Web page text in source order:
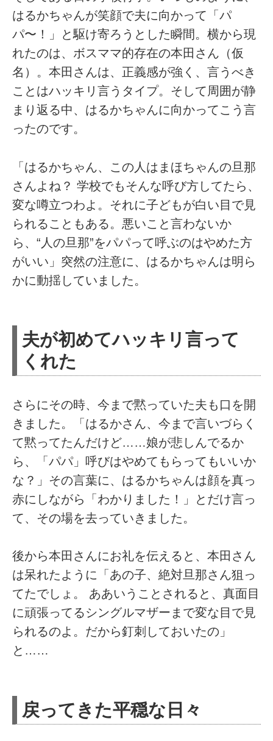
はるかちゃんが笑顔で夫に向かって「パ
パ〜！」と駆け寄ろうとした瞬間。横から現
れたのは、ボスママ的存在の本田さん（仮
名）。本田さんは、正義感が強く、言うべき
ことはハッキリ言うタイプ。そして周囲が静
まり返る中、はるかちゃんに向かってこう言
ったのです。
「はるかちゃん、この人はまほちゃんの旦那
さんよね？ 学校でもそんな呼び方してたら、
変な噂立つわよ。それに子どもが白い目で見
られることもある。悪いこと言わないか
ら、“人の旦那”をパパって呼ぶのはやめた方
がいい」突然の注意に、はるかちゃんは明ら
かに動揺していました。
夫が初めてハッキリ言って
くれた
さらにその時、今まで黙っていた夫も口を開
きました。「はるかさん、今まで言いづらく
て黙ってたんだけど……娘が悲しんでるか
ら、「パパ」呼びはやめてもらってもいいか
な？」その言葉に、はるかちゃんは顔を真っ
赤にしながら「わかりました！」とだけ言っ
て、その場を去っていきました。
後から本田さんにお礼を伝えると、本田さん
は呆れたように「あの子、絶対旦那さん狙っ
てたでしょ。 ああいうことされると、真面目
に頑張ってるシングルマザーまで変な目で見
られるのよ。だから釘刺しておいたの」
と……
戻ってきた平穏な日々